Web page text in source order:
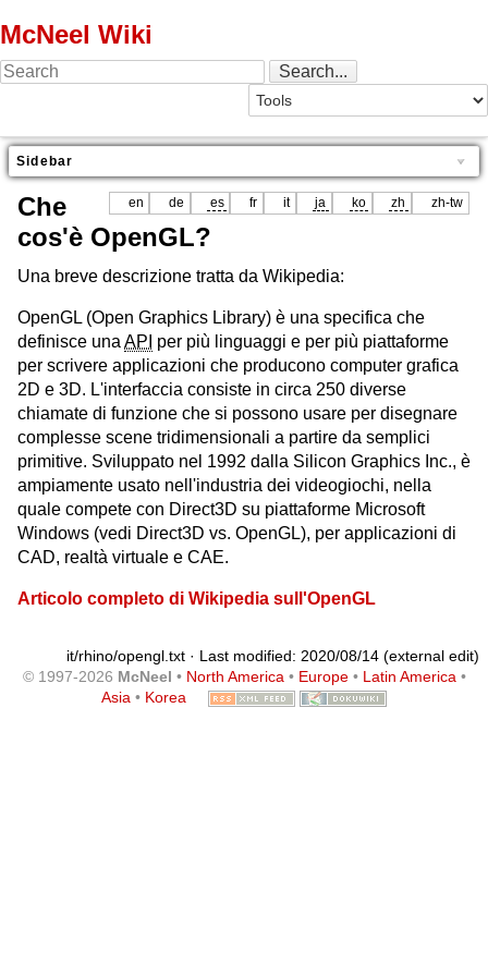
McNeel Wiki
Sidebar
en de es fr it ja ko zh zh-tw
Che
cos'è OpenGL?
Una breve descrizione tratta da Wikipedia:
OpenGL (Open Graphics Library) è una specifica che
definisce una API per più linguaggi e per più piattaforme
per scrivere applicazioni che producono computer grafica
2D e 3D. L'interfaccia consiste in circa 250 diverse
chiamate di funzione che si possono usare per disegnare
complesse scene tridimensionali a partire da semplici
primitive. Sviluppato nel 1992 dalla Silicon Graphics Inc., è
ampiamente usato nell'industria dei videogiochi, nella
quale compete con Direct3D su piattaforme Microsoft
Windows (vedi Direct3D vs. OpenGL), per applicazioni di
CAD, realtà virtuale e CAE.
Articolo completo di Wikipedia sull'OpenGL
it/rhino/opengl.txt · Last modified: 2020/08/14 (external edit)
© 1997-2026 McNeel • North America • Europe• Latin America •
Asia • Korea